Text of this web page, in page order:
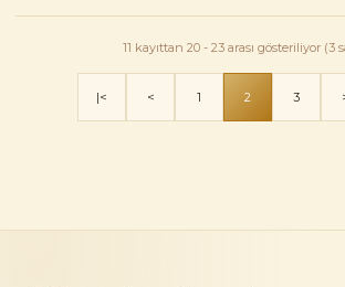
11 kayıttan 20 - 23 arası gösteriliyor (3
|< < 1 2 3